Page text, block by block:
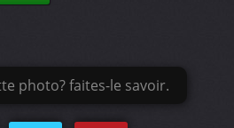
photo? faites-le savoir.